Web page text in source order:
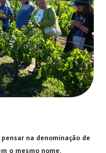
na denominação de
o mesmo nome.